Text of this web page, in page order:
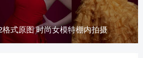
式原图 时尚女模特棚内拍摄